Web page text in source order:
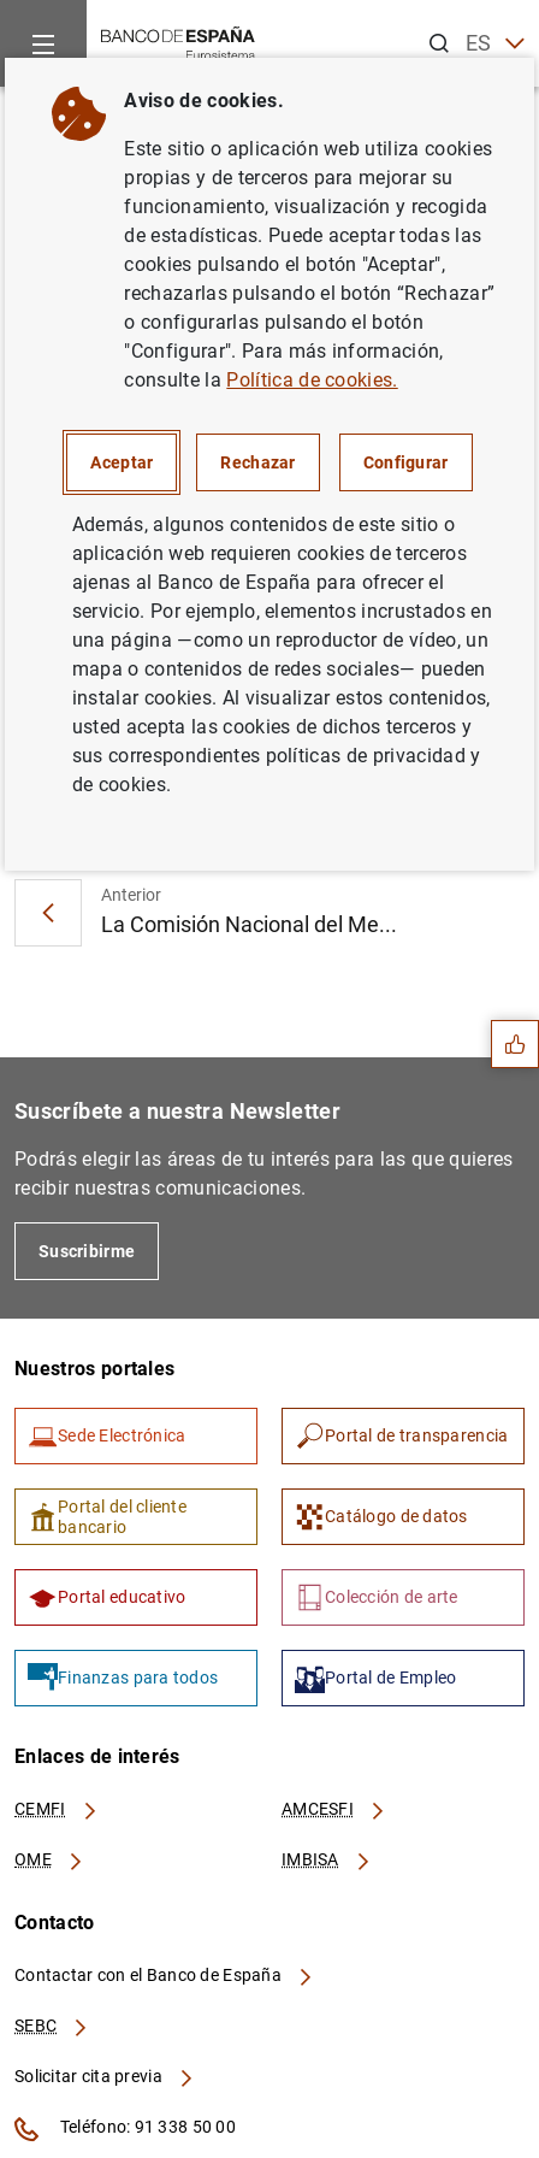
ESEN
Inicio Noticias y eventos
Volver
El principal índice de referencia
de los créditos hipotecarios
(euríbor) baja al 2,135 en
febrero
ESPAÑA
El principal índice de referencia de los
créditos hipotecarios (euríbor) baja al 2,135
en febrero (126KB )
Anterior
La Comisión Nacional del Me...
Sugerencias
Suscríbete a nuestra Newsletter
Podrás elegir las áreas de tu interés para las que quieres
recibir nuestras comunicaciones.
Suscribirme
Nuestros portales
Sede Electrónica Portal de transparencia
Portal del cliente
bancario
Catálogo de datos
Portal educativo Colección de arte
Finanzas para todos Portal de Empleo
Enlaces de interés
CEMFI AMCESFI
OME IMBISA
Contacto
Contactar con el Banco de España
SEBC
Solicitar cita previa
Teléfono: 91 338 50 00
Aviso de cookies.
Este sitio o aplicación web utiliza cookies
propias y de terceros para mejorar su
funcionamiento, visualización y recogida
de estadísticas. Puede aceptar todas las
cookies pulsando el botón "Aceptar",
rechazarlas pulsando el botón “Rechazar”
o configurarlas pulsando el botón
"Configurar". Para más información,
consulte la Política de cookies.
Aceptar Rechazar Configurar
Además, algunos contenidos de este sitio o
aplicación web requieren cookies de terceros
ajenas al Banco de España para ofrecer el
servicio. Por ejemplo, elementos incrustados en
una página —como un reproductor de vídeo, un
mapa o contenidos de redes sociales— pueden
instalar cookies. Al visualizar estos contenidos,
usted acepta las cookies de dichos terceros y
sus correspondientes políticas de privacidad y
de cookies.